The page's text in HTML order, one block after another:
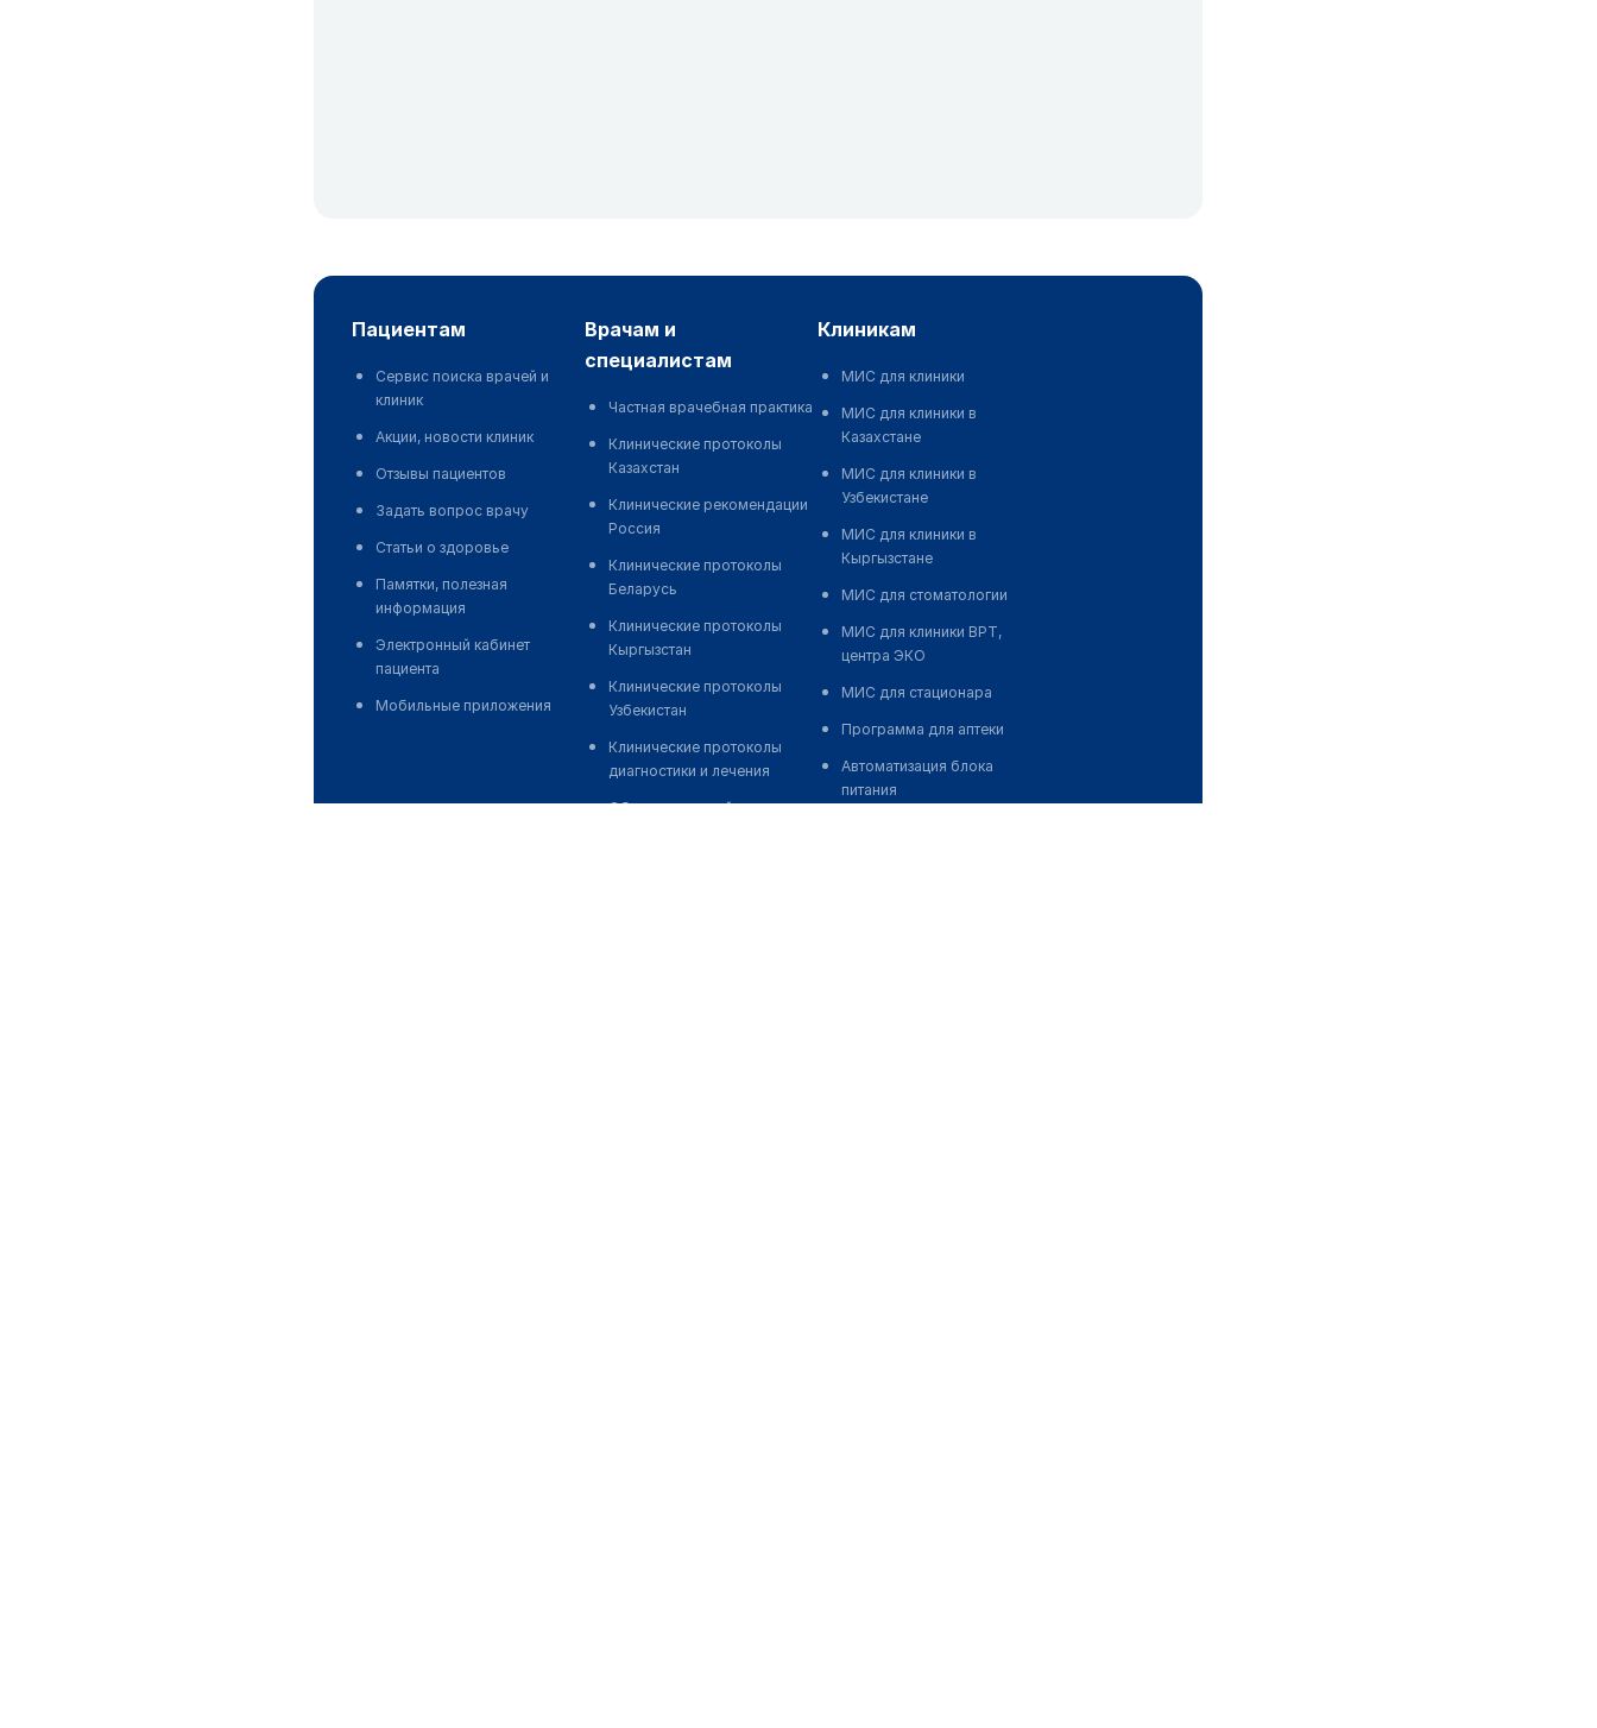
пациентам
Сервис поиска врачей и
клиник
Акции, новости клиник
Отзывы пациентов
Задать вопрос врачу
Статьи о здоровье
Памятки, полезная
информация
Электронный кабинет
пациента
Мобильные приложения
врачам и
специалистам
Частная врачебная практика
Клинические протоколы
Казахстан
Клинические рекомендации
Россия
Клинические протоколы
Беларусь
Клинические протоколы
Кыргызстан
Клинические протоколы
Узбекистан
Клинические протоколы
диагностики и лечения
Обзоры мировой
клиникам
МИС для клиники
МИС для клиники в
Казахстане
МИС для клиники в
Узбекистане
МИС для клиники в
Кыргызстане
МИС для стоматологии
МИС для клиники ВРТ,
центра ЭКО
МИС для стационара
Программа для аптеки
Автоматизация блока
питания